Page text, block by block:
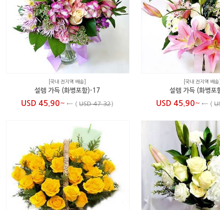
[국내 전지역 배송]
설렘 가득 (화병포함)-17
USD 45.90~ ← (USD 47.32)
[국내 전지역 배
설렘 가득 (화병포
USD 45.90~ ← (